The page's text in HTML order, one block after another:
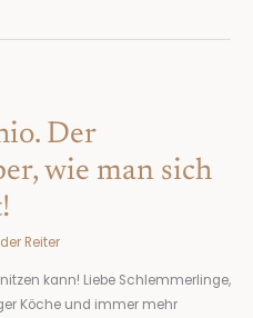
Der
wie man sich
Reiter
kann! Liebe Schlemmerlinge,
Köche und immer mehr